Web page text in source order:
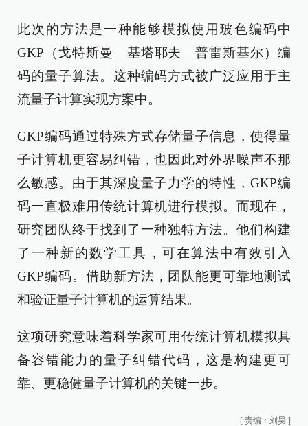
此次的方法是一种能够模拟使用玻色编码中
GKP（戈特斯曼—基塔耶夫—普雷斯基尔）编
码的量子算法。这种编码方式被广泛应用于主
流量子计算实现方案中。
GKP编码通过特殊方式存储量子信息，使得量
子计算机更容易纠错，也因此对外界噪声不那
么敏感。由于其深度量子力学的特性，GKP编
码一直极难用传统计算机进行模拟。而现在，
研究团队终于找到了一种独特方法。他们构建
了一种新的数学工具，可在算法中有效引入
GKP编码。借助新方法，团队能更可靠地测试
和验证量子计算机的运算结果。
这项研究意味着科学家可用传统计算机模拟具
备容错能力的量子纠错代码，这是构建更可
靠、更稳健量子计算机的关键一步。
[ 责编：刘昊 ]